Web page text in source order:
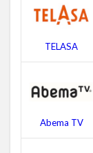
レス
ラー
想
レス
ラー
ャス
ト・
TELASA
Abema TV